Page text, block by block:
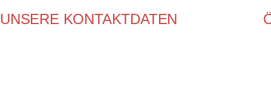
UNSERE KONTAKTDATEN